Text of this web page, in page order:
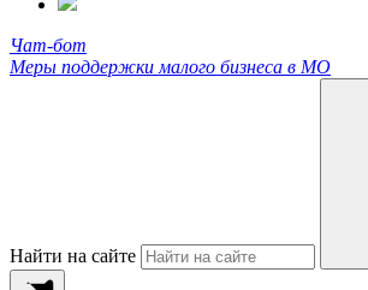
Чат-бот
Меры поддержки малого бизнеса в МО
Найти на сайте